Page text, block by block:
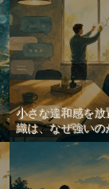
小さな違和感を放
織は、なぜ強いの